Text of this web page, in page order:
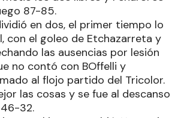
87-85.
en dos, el primer tiempo lo
con el goleo de Etchazarreta y
las ausencias por lesión
no contó con BOffelli y
al flojo partido del Tricolor.
las cosas y se fue al descanso
32.